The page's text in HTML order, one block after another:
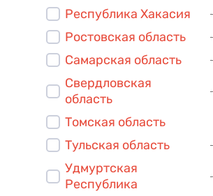
Республика Хакасия
Ростовская область
Самарская область
Свердловская
область
Томская область
Тульская область
Удмуртская
Республика